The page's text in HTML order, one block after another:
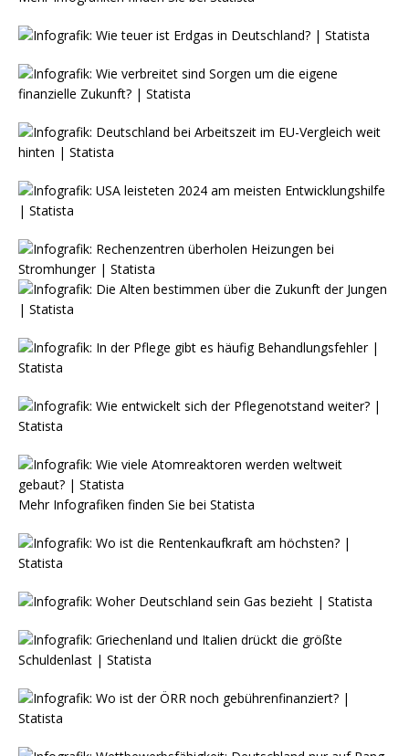
Mehr Infografiken finden Sie bei Statista